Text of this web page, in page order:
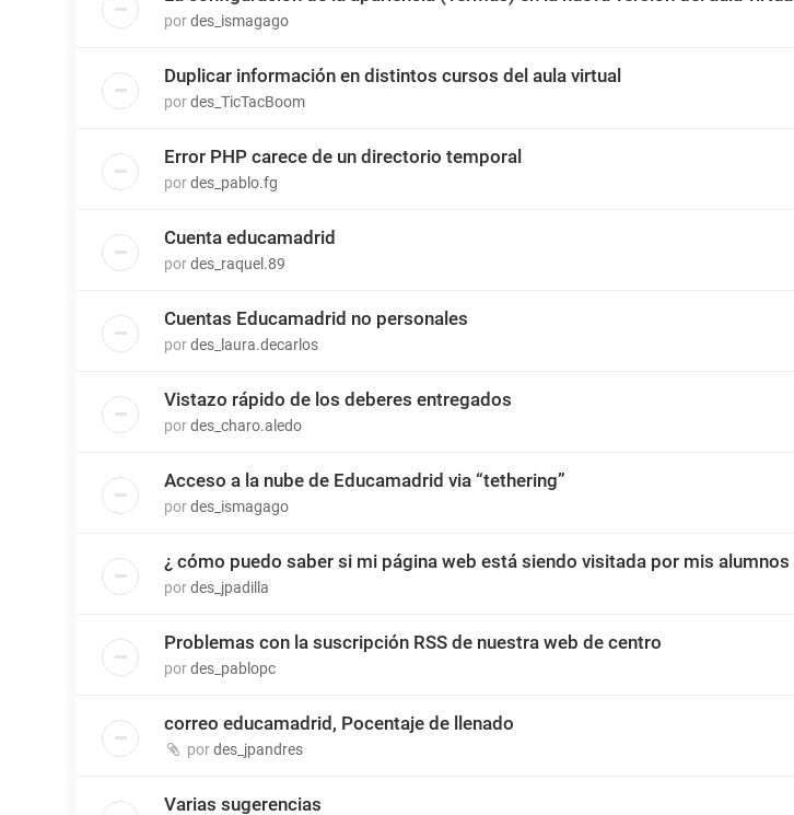
pordes_ismagago
Duplicar información en distintos cursos del aula virtual
pordes_TicTacBoom
Error PHP carece de un directorio temporal
pordes_pablo.fg
Cuenta educamadrid
pordes_raquel.89
Cuentas Educamadrid no personales
pordes_laura.decarlos
Vistazo rápido de los deberes entregados
pordes_charo.aledo
Acceso a la nube de Educamadrid via “tethering”
pordes_ismagago
¿ cómo puedo saber si mi página web está siendo visitada por mis alumnos
pordes_jpadilla
Problemas con la suscripción RSS de nuestra web de centro
pordes_pablopc
correo educamadrid, Pocentaje de llenado
pordes_jpandres
Varias sugerencias